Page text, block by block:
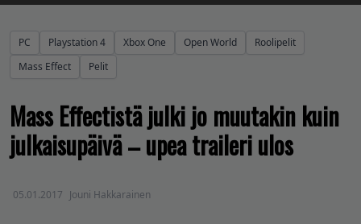
PC Playstation 4 Xbox One Open World
Roolipelit
Mass Effect
Pelit
Mass Effectistä julki jo muutakin kuin
julkaisupäivä – upea traileri ulos
05.01.2017 Jouni Hakkarainen